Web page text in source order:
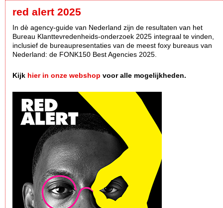
red alert 2025
In dè agency-guide van Nederland zijn de resultaten van het
Bureau Klanttevredenheids-onderzoek 2025 integraal te vinden,
inclusief de bureaupresentaties van de meest foxy bureaus van
Nederland: de FONK150 Best Agencies 2025.
Kijk hier in onze webshop voor alle mogelijkheden.